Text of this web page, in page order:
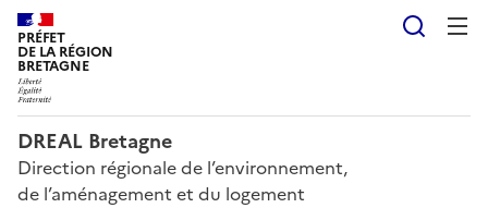
PRÉFET
DE LA RÉGION
BRETAGNE
DREAL Bretagne
Direction régionale de l’environnement,
de l’aménagement et du logement